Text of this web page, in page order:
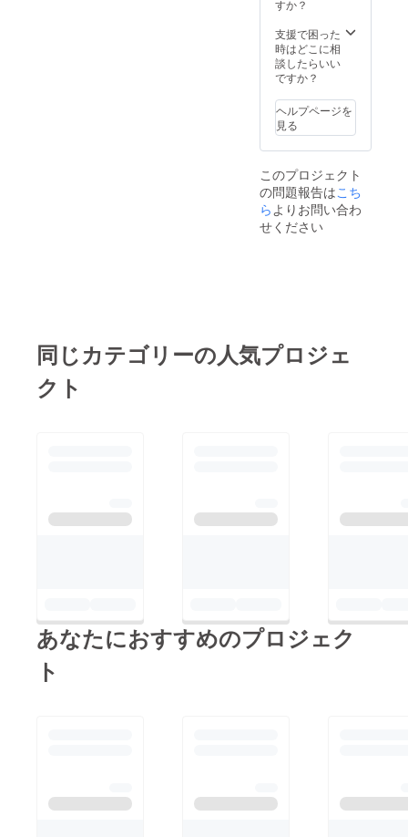
ズは支
援者様
とメー
ルにて
も色も
※ご購入
後メー
ルにて
サイズ
表と色
送付致
しま
き）/
秒） ※
メール
り、リ
ハから
MV撮影
データ
のみ
すか？
支援で困った
時はどこに相
談したらいい
ですか？
ヘルプページを
見る
このプロジェクト
の問題報告はこち
ら よりお問い合わ
せください
同じカテゴリーの人気プロジェ
クト
あなたにおすすめのプロジェク
ト